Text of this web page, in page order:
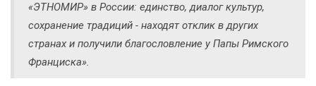
«ЭТНОМИР» в России: единство, диалог культур,
сохранение традиций - находят отклик в других
странах и получили благословление у Папы Римского
Франциска».